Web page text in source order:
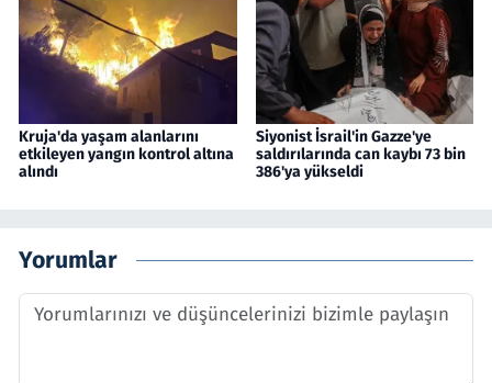
Kruja'da yaşam alanlarını
etkileyen yangın kontrol altına
alındı
Siyonist İsrail'in Gazze'ye
saldırılarında can kaybı 73 bin
386'ya yükseldi
Yorumlar